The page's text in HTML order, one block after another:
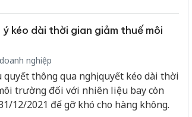
kéo dài thời gian giảm thuế môi
nghiệp
thông qua nghị quyết kéo dài thời
trường đối với nhiên liệu bay còn
12/2021 để gỡ khó cho hàng không.
chủ mưu đường dây
thú